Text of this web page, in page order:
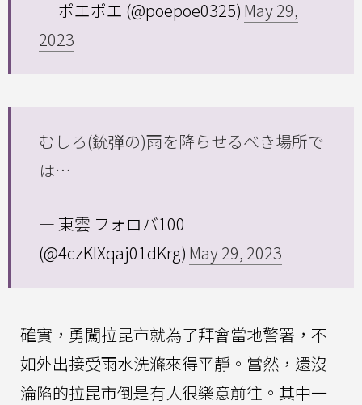
— ポエポエ (@poepoe0325) May 29,
2023
むしろ(銃弾の)雨を降らせるべき場所で
は…
— 東雲 フォロバ100
(@4czKlXqaj01dKrg) May 29, 2023
確實，勇闖拉昆市就為了拜會當地警署，不
如外出接受雨水洗滌來得平靜。當然，還沒
淪陷的拉昆市倒是有人很樂意前往。其中一